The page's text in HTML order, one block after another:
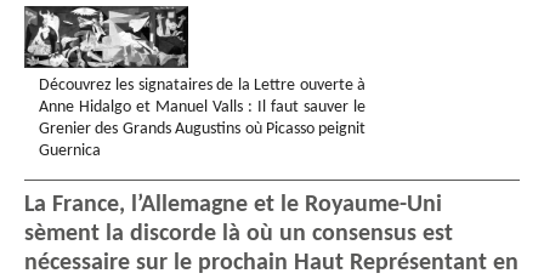
Découvrez les signataires de la Lettre ouverte à
Anne Hidalgo et Manuel Valls : Il faut sauver le
Grenier des Grands Augustins où Picasso peignit
Guernica
La France, l’Allemagne et le Royaume-Uni
sèment la discorde là où un consensus est
nécessaire sur le prochain Haut Représentant en